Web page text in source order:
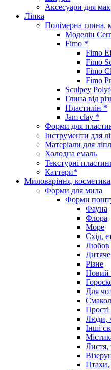
Аксесуари для
Ліпка
Полімерна глина,
Моделін
Fimo *
Fimo
Fimo
Fimo
Fimo
Sculpey
Глина від
Пластилін *
Jam clay *
Форми для
Інструменти для
Матеріали для
Холодна емаль
Текстурні
Каттери*
Миловаріння, косметика
Форми для мила
Форми
Фауна
Флора
Море
Схід,
Любов
Дитяче
Різне
Новий
Для
Люди,
Інші
Птахи,